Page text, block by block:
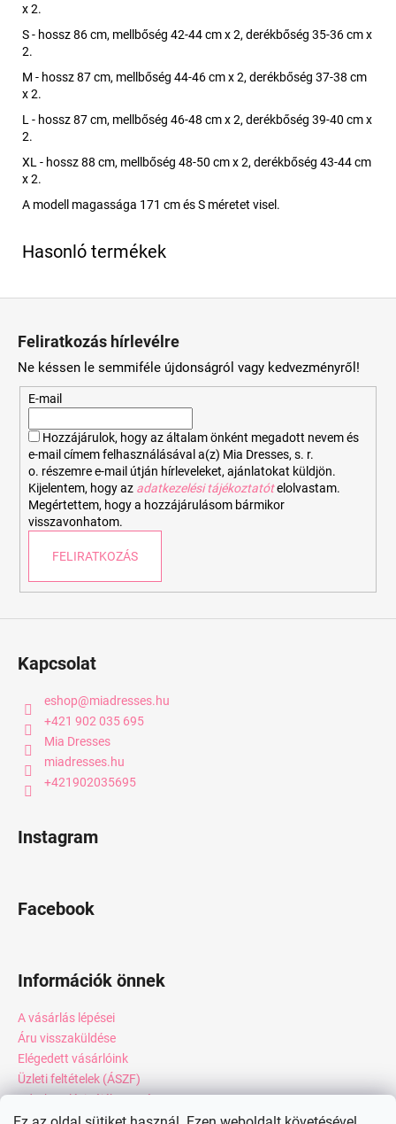
x 2.
S - hossz 86 cm, mellbőség 42-44 cm x 2, derékbőség 35-36 cm x
2.
M - hossz 87 cm, mellbőség 44-46 cm x 2, derékbőség 37-38 cm
x 2.
L - hossz 87 cm, mellbőség 46-48 cm x 2, derékbőség 39-40 cm x
2.
XL - hossz 88 cm, mellbőség 48-50 cm x 2, derékbőség 43-44 cm
x 2.
A modell magassága 171 cm és S méretet visel.
Feliratkozás hírlevélre
Ne késsen le semmiféle újdonságról vagy kedvezményről!
E-mail
Hozzájárulok, hogy az általam önként megadott nevem és
e-mail címem felhasználásával a(z) Mia Dresses, s. r.
o. részemre e-mail útján hírleveleket, ajánlatokat küldjön.
Kijelentem, hogy az adatkezelési tájékoztatót elolvastam.
Megértettem, hogy a hozzájárulásom bármikor
visszavonhatom.
FELIRATKOZÁS
Kapcsolat
eshop@miadresses.hu
+421 902 035 695
Mia Dresses
miadresses.hu
+421902035695
Instagram
Facebook
Információk önnek
A vásárlás lépései
Áru visszaküldése
Elégedett vásárlóink
Üzleti feltételek (ÁSZF)
Adatkezelési tájékoztató
Webáruház értékelése